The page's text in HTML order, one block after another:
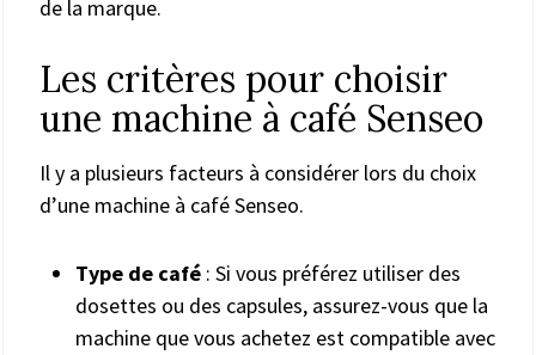
de la marque.
Les critères pour choisir
une machine à café Senseo
Il y a plusieurs facteurs à considérer lors du choix
d’une machine à café Senseo.
Type de café : Si vous préférez utiliser des
dosettes ou des capsules, assurez-vous que la
machine que vous achetez est compatible avec